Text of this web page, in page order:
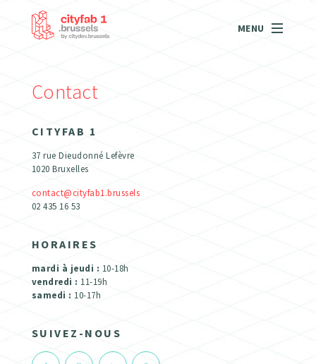
MENU
Contact
CITYFAB 1
37 rue Dieudonné Lefèvre
1020 Bruxelles
contact@cityfab1.brussels
02 435 16 53
HORAIRES
mardi à jeudi : 10-18h
vendredi : 11-19h
samedi : 10-17h
SUIVEZ-NOUS